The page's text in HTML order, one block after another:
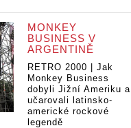
MONKEY
BUSINESS V
ARGENTINĚ
RETRO 2000 | Jak
Monkey Business
dobyli Jižní Ameriku a
učarovali latinsko-
americké rockové
legendě